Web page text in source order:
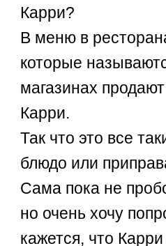
Карри?
В меню в
которые
магазинах
Карри.
Так что это все
блюдо или
Сама пока не
но очень хочу
кажется, что Карри